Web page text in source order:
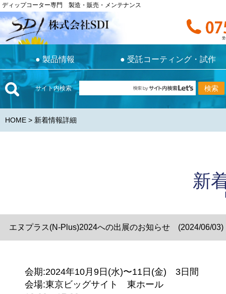
ディップコーター専門 製造・販売・メンテナンス
受
●製品情報 ● 受託コーティング・試作
ディップコーター専門 製造・販売・メンテナンス
受付時間
●製品情報 受託コーティング・試作
サイト内検索
HOME> 新着情報詳細
新
エヌプラス(N-Plus)2024への出展のお知らせ (2024/06/03)
会期:2024年10月9日(水)〜11日(金) 3日間
会場:東京ビッグサイト 東ホール